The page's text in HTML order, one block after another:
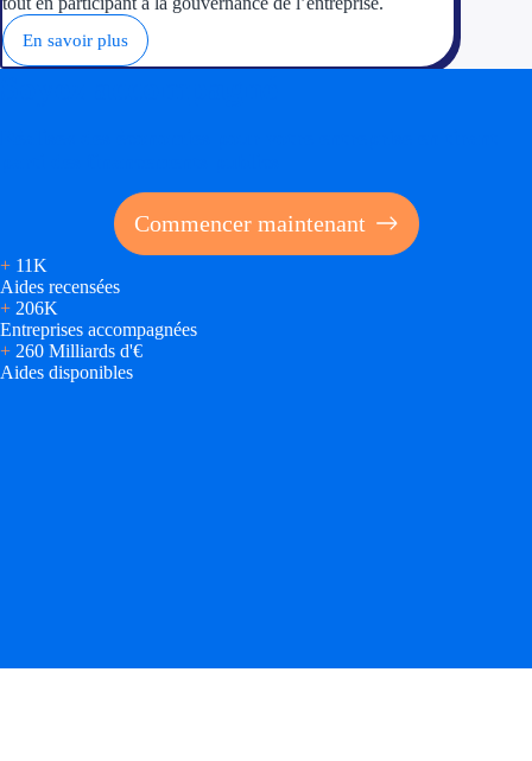
En savoir plus
Commencer maintenant
+ 11K
Aides recensées
+ 206K
Entreprises accompagnées
+ 260 Milliards d'€
Aides disponibles